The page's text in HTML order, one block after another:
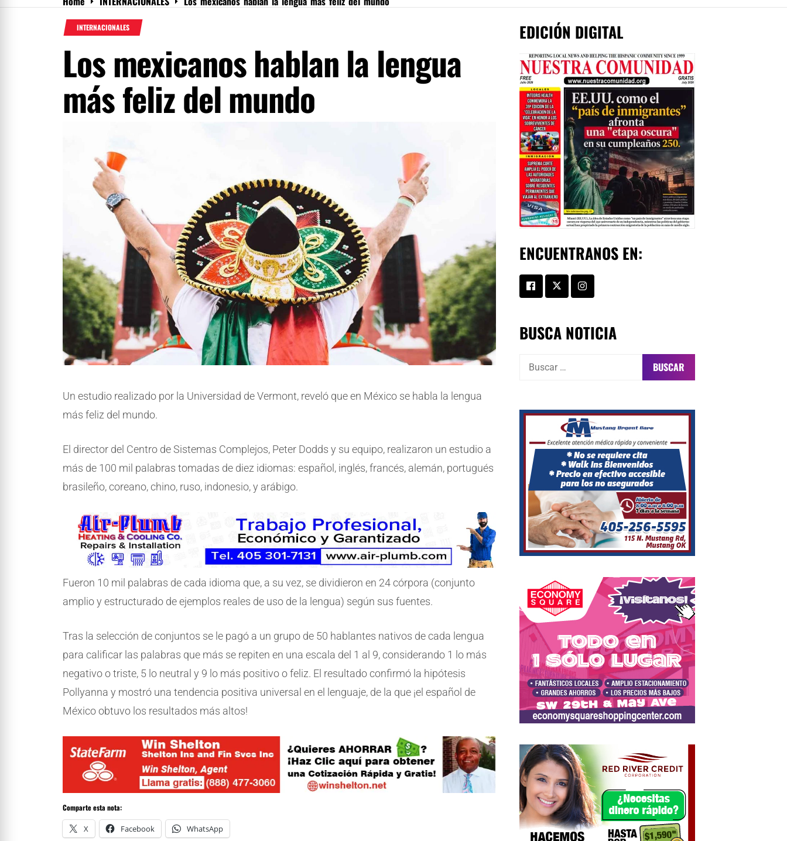
Menu
INTERNACIONALES
Los mexicanos hablan la lengua
más feliz del mundo
Un estudio realizado por la Universidad de Vermont, reveló que en México se habla la lengua
más feliz del mundo.
El director del Centro de Sistemas Complejos, Peter Dodds y su equipo, realizaron un estudio a
más de 100 mil palabras tomadas de diez idiomas: español, inglés, francés, alemán, portugués
brasileño, coreano, chino, ruso, indonesio, y arábigo.
Fueron 10 mil palabras de cada idioma que, a su vez, se dividieron en 24 córpora (conjunto
amplio y estructurado de ejemplos reales de uso de la lengua) según sus fuentes.
Tras la selección de conjuntos se le pagó a un grupo de 50 hablantes nativos de cada lengua
para calificar las palabras que más se repiten en una escala del 1 al 9, considerando 1 lo más
negativo o triste, 5 lo neutral y 9 lo más positivo o feliz. El resultado confirmó la hipótesis
Pollyanna y mostró una tendencia positiva universal en el lenguaje, de la que ¡el español de
México obtuvo los resultados más altos!
Comparte esta nota:
X Facebook WhatsApp
EDICIÓN DIGITAL
ENCUENTRANOS EN:
BUSCA NOTICIA
Buscar: